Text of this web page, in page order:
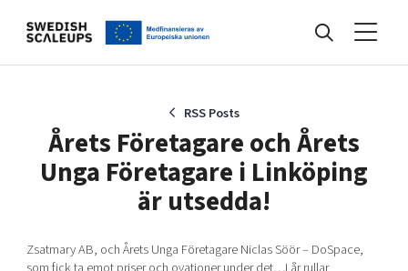
Events
Kunskapsbank
RSS Posts
Årets Företagare och Årets
Unga Företagare i Linköping
är utsedda!
Zsatmary AB, och Årets Unga Företagare Niclas Söör – DoSpace,